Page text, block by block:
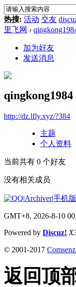
热搜: 活动 交友
里飞网 ›
加为好友
发送消息
qingkong1984
http://dz.lfly.xyz/?384
主题
个人资料
当前共有 0 个好友
没有相关成员
|Archiver|手机版
GMT+8, 2026-8-10
Powered by Discuz!
© 2001-2017
返回顶